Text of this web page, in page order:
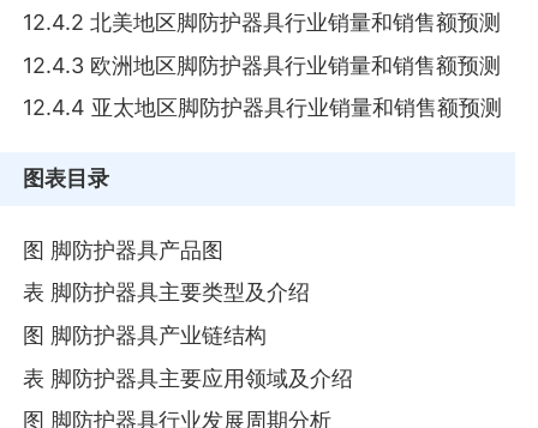
12.4.2 北美地区脚防护器具行业销量和销售额预测
12.4.3 欧洲地区脚防护器具行业销量和销售额预测
12.4.4 亚太地区脚防护器具行业销量和销售额预测
图表目录
图 脚防护器具产品图
表 脚防护器具主要类型及介绍
图 脚防护器具产业链结构
表 脚防护器具主要应用领域及介绍
图 脚防护器具行业发展周期分析